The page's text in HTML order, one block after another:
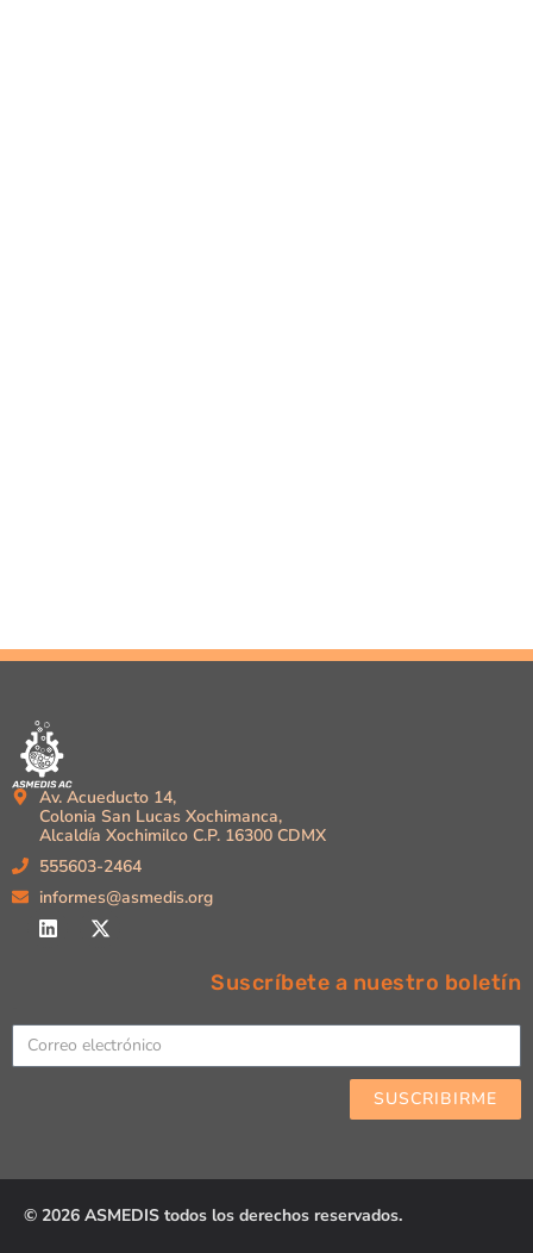
Av. Acueducto 14,
Colonia San Lucas Xochimanca,
Alcaldía Xochimilco C.P. 16300 CDMX
555603-2464
informes@asmedis.org
Suscríbete a nuestro boletín
SUSCRIBIRME
© 2026 ASMEDIS todos los derechos reservados.